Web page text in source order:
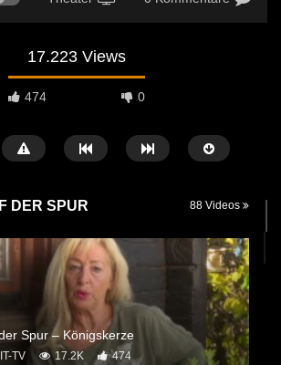
17.223 Views
474 0
Später Ansehen
14. OKTOBER 2020
Der Arnika
ECHTZEIT-TV
DER SPUR 88 Videos
Spur – Königskerze
TV 17.2K 474